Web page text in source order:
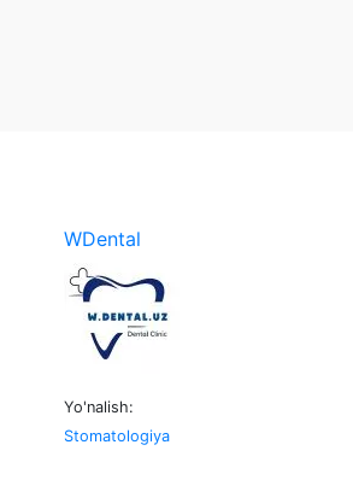
WDental
Yo'nalish:
Stomatologiya